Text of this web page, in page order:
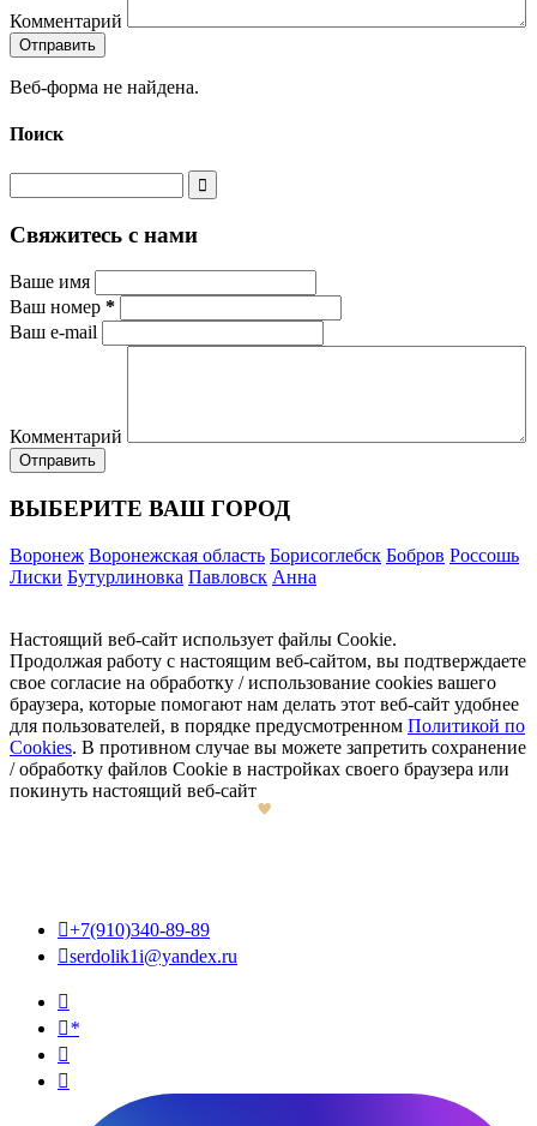
Комментарий
Веб-форма не найдена.
Поиск
Свяжитесь с нами
Ваше имя
Ваш номер *
Ваш e-mail
Комментарий
ВЫБЕРИТЕ ВАШ ГОРОД
Воронеж Воронежская область Борисоглебск Бобров Россошь
Лиски Бутурлиновка Павловск Анна
Настоящий веб-сайт использует файлы Cookie.
Продолжая работу с настоящим веб-сайтом, вы подтверждаете
свое согласие на обработку / использование cookies вашего
браузера, которые помогают нам делать этот веб-сайт удобнее
для пользователей, в порядке предусмотренном Политикой по
Cookies. В противном случае вы можете запретить сохранение
/ обработку файлов Cookie в настройках своего браузера или
покинуть настоящий веб-сайт
+7(910)340-89-89
serdolik1i@yandex.ru

*

